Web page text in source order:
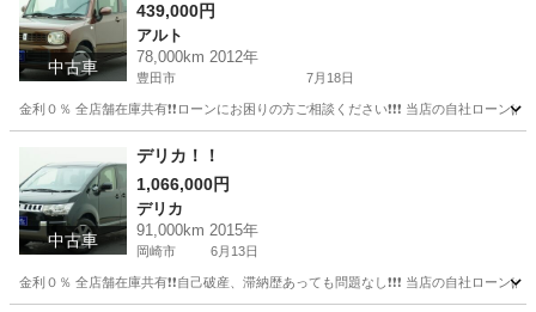
中古車
439,000円
アルト
78,000km 2012年
豊田市 7月18日
金利０％ 全店舗在庫共有❗️❗️ローンにお困りの方ご相談ください❗️❗️❗️ 当店の自社ロ
アルト
中古車
デリカ！！
1,066,000円
デリカ
91,000km 2015年
岡崎市 6月13日
金利０％ 全店舗在庫共有❗️❗️自己破産、滞納歴あっても問題なし❗️❗️❗️ 当店の自社ロ